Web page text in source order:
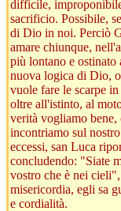
difficile,
sacrificio. Possibile,
di Dio in noi. Perciò
amare chiunque,
più lontano e
nuova logica di Dio,
vuole fare le scarpe
oltre all'istinto, al
verità vogliamo
incontriamo sul
eccessi, san Luca
concludendo: "Siate
vostro che è nei
misericordia, egli sa
e cordialità.